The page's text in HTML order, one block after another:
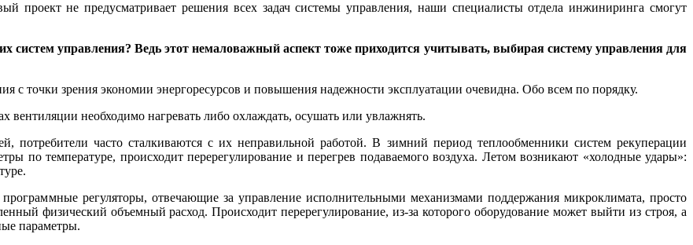
проект не предусматривает решения всех задач системы управления, наши специалисты отдела инжиниринга смогут
управления? Ведь этот немаловажный аспект тоже приходится учитывать, выбирая систему управления для
с точки зрения экономии энергоресурсов и повышения надежности эксплуатации очевидна. Обо всем по порядку.
необходимо нагревать либо ­охлаждать, осушать или увлажнять.
потребители часто сталкиваются с их неправильной работой. В зимний период теплообменники систем рекуперации
по температуре, происходит перерегулирование и перегрев подаваемого воздуха. Летом возникают «холодные удары»:
регуляторы, отвечающие за управление исполнительными механизмами поддержания микроклимата, просто
физический объемный расход. Происходит перерегулирование, из-за которого оборудование может выйти из строя, а
параметры.